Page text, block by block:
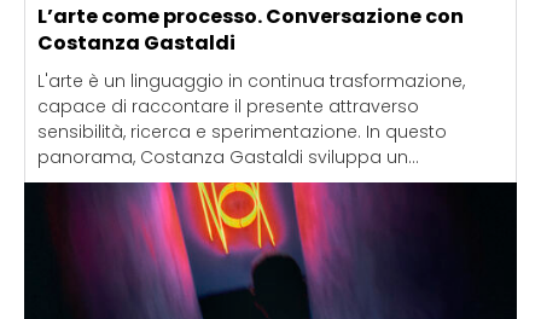
L’arte come processo. Conversazione con
Costanza Gastaldi
L'arte è un linguaggio in continua trasformazione,
capace di raccontare il presente attraverso
sensibilità, ricerca e sperimentazione. In questo
panorama, Costanza Gastaldi sviluppa un...